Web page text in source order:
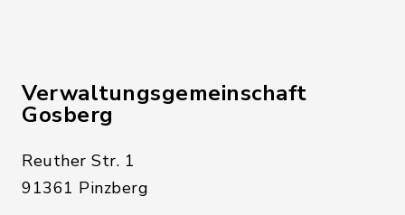
Verwaltungsgemeinschaft
Gosberg
Reuther Str. 1
91361 Pinzberg